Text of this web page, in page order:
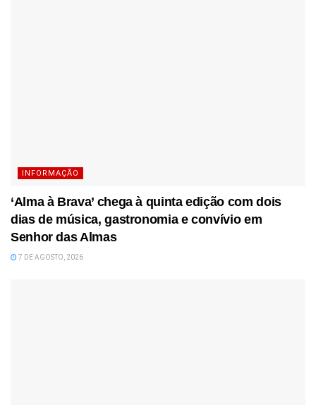
INFORMAÇÃO
‘Alma à Brava’ chega à quinta edição com dois
dias de música, gastronomia e convívio em
Senhor das Almas
7 DE AGOSTO, 2026